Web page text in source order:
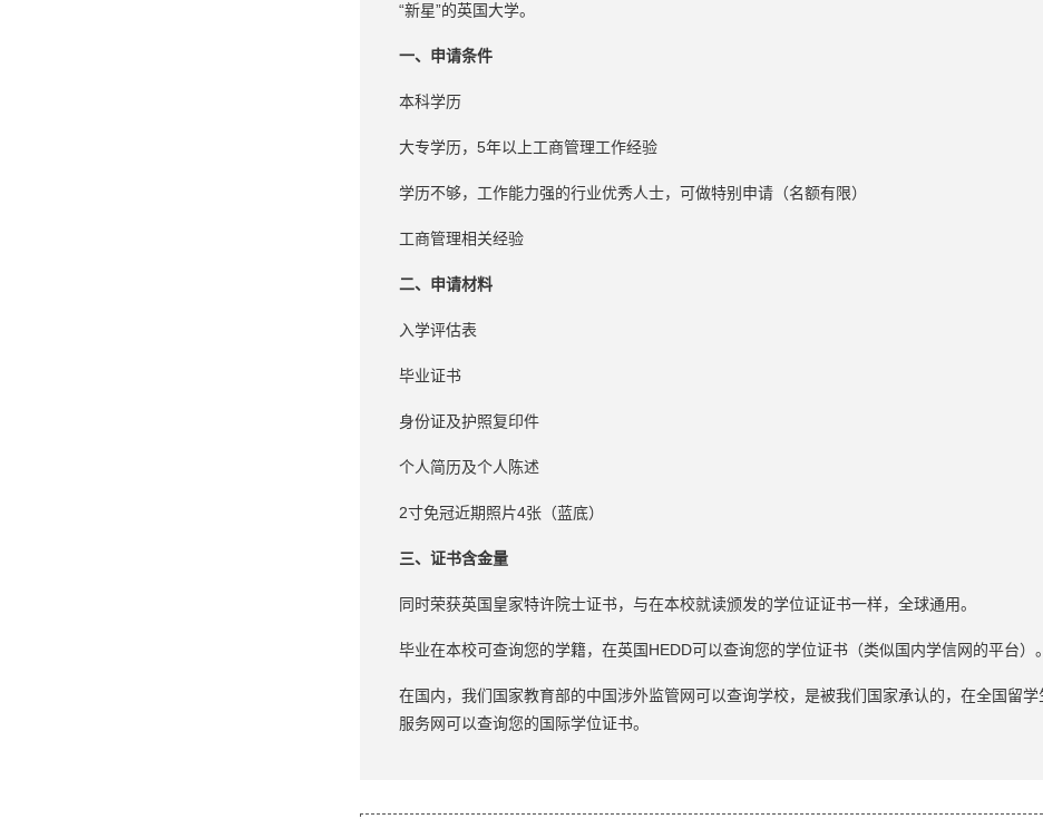
“新星”的英国大学。
一、申请条件
本科学历
大专学历，5年以上工商管理工作经验
学历不够，工作能力强的行业优秀人士，可做特别申请（名额有限）
工商管理相关经验
二、申请材料
入学评估表
毕业证书
身份证及护照复印件
个人简历及个人陈述
2寸免冠近期照片4张（蓝底）
三、证书含金量
同时荣获英国皇家特许院士证书，与在本校就读颁发的学位证证书一样，全球通用。
毕业在本校可查询您的学籍，在英国HEDD可以查询您的学位证书（类似国内学信网的平台）。
在国内，我们国家教育部的中国涉外监管网可以查询学校，是被我们国家承认的，在全国留学
服务网可以查询您的国际学位证书。